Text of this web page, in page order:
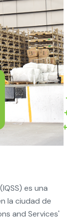
es una
la ciudad de
and Services'